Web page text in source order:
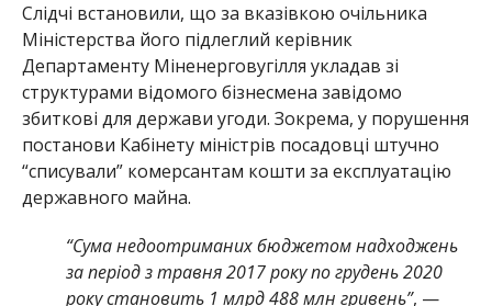
Слідчі встановили, що за вказівкою очільника
Міністерства його підлеглий керівник
Департаменту Міненерговугілля укладав зі
структурами відомого бізнесмена завідомо
збиткові для держави угоди. Зокрема, у порушення
постанови Кабінету міністрів посадовці штучно
“списували” комерсантам кошти за експлуатацію
державного майна.
“Сума недоотриманих бюджетом надходжень
за період з травня 2017 року по грудень 2020
року становить 1 млрд 488 млн гривень”, —